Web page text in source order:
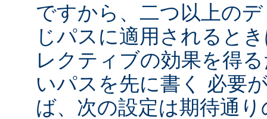
ですから、二つ以上の
じパスに適用されると
レクティブの効果を得
いパスを先に書く 必要
ば、次の設定は期待通